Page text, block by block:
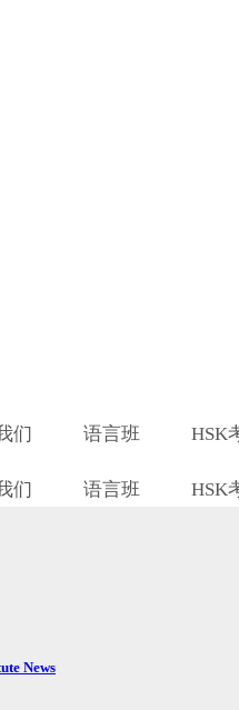
们 语言班 HSK
们 语言班 HSK
News